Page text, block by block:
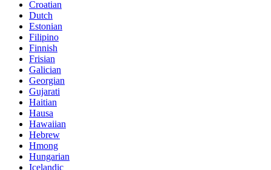
Croatian
Dutch
Estonian
Filipino
Finnish
Frisian
Galician
Georgian
Gujarati
Haitian
Hausa
Hawaiian
Hebrew
Hmong
Hungarian
Icelandic